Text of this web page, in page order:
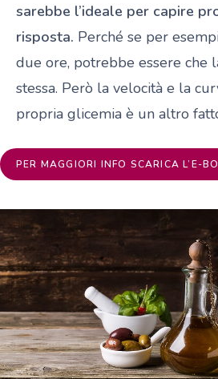
sarebbe l’ideale per capire
risposta. Perché se per
due ore, potrebbe essere che
stessa. Però la velocità e la
propria glicemia è un altro
PER MAGGIORI INFO SCARICA L’E-